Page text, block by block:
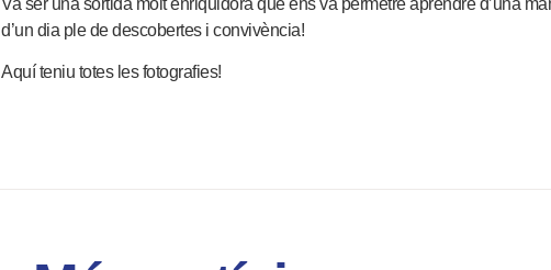
d’un dia ple de descobertes i convivència!
Aquí teniu totes lesfotografies!